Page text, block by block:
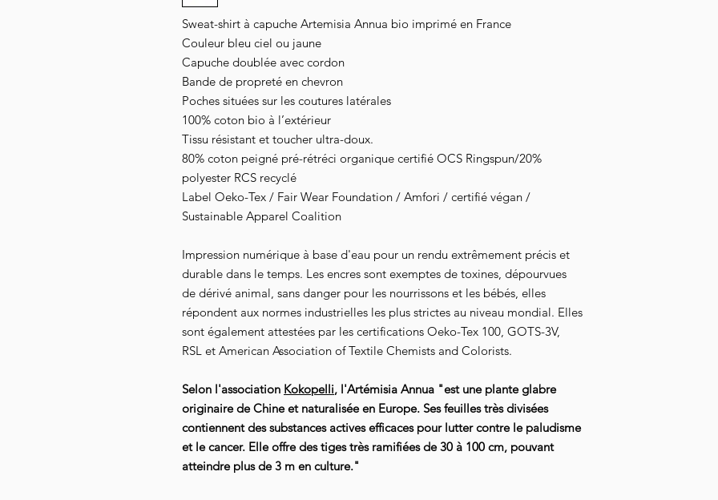
Sweat-shirt à capuche Artemisia Annua bio imprimé en France
Couleur bleu ciel ou jaune
Capuche doublée avec cordon
Bande de propreté en chevron
Poches situées sur les coutures latérales
100% coton bio à l’extérieur
Tissu résistant et toucher ultra-doux.
80% coton peigné pré-rétréci organique certifié OCS Ringspun/20%
polyester RCS recyclé
Label Oeko-Tex / Fair Wear Foundation / Amfori / certifié végan /
Sustainable Apparel Coalition
Impression numérique à base d'eau pour un rendu extrêmement précis et
durable dans le temps. Les encres sont exemptes de toxines, dépourvues
de dérivé animal, sans danger pour les nourrissons et les bébés, elles
répondent aux normes industrielles les plus strictes au niveau mondial. Elles
sont également attestées par les certifications Oeko-Tex 100, GOTS-3V,
RSL et American Association of Textile Chemists and Colorists.
Selon l'association Kokopelli, l'Artémisia Annua "est une plante glabre
originaire de Chine et naturalisée en Europe. Ses feuilles très divisées
contiennent des substances actives efficaces pour lutter contre le paludisme
et le cancer. Elle offre des tiges très ramifiées de 30 à 100 cm, pouvant
atteindre plus de 3 m en culture."